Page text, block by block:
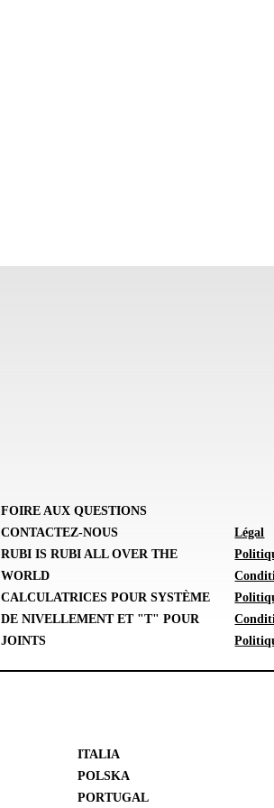
FOIRE AUX QUESTIONS
CONTACTEZ-NOUS
RUBI IS RUBI ALL OVER THE
WORLD
CALCULATRICES POUR SYSTÈME
DE NIVELLEMENT ET "T" POUR
JOINTS
Légal
ITALIA
POLSKA
PORTUGAL